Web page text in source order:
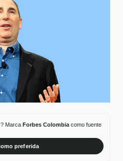
Marca Forbes Colombiacomo fuente
preferida